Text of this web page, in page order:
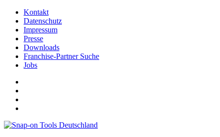
Kontakt
Datenschutz
Impressum
Presse
Downloads
Franchise-Partner Suche
Jobs